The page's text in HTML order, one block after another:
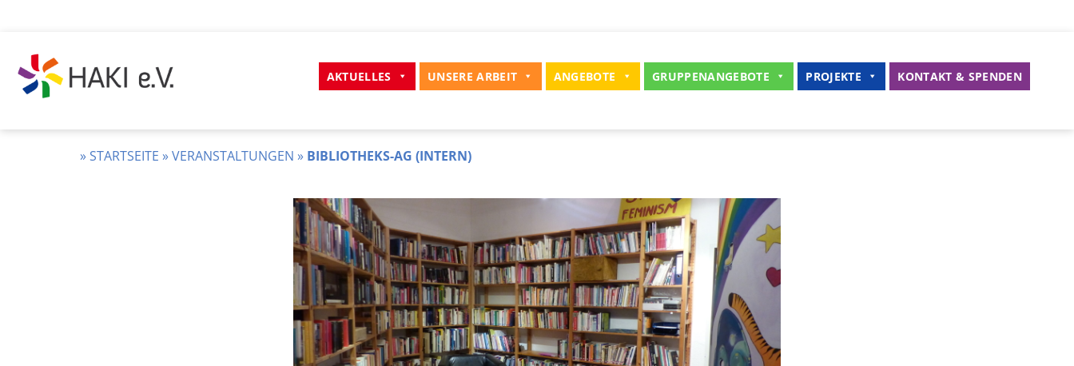
Inhalt
springen
e.v.
AKTUELLES UNSERE ARBEIT ANGEBOTE GRUPPENANGEBOTE PROJEKTE KONTAKT & SPENDEN
»STARTSEITE »VERANSTALTUNGEN » BIBLIOTHEKS-AG (INTERN)